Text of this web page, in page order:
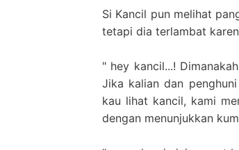
Si Kancil pun melihat
tetapi dia terlambat
" hey kancil...!
Jika kalian dan
kau lihat kancil, kami
dengan menunjukkan